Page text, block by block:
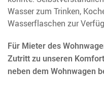
Wasser zum Trinken,
Wasserflaschen zur
Für Mieter des
Zutritt zu unseren
neben dem Wohnwagen